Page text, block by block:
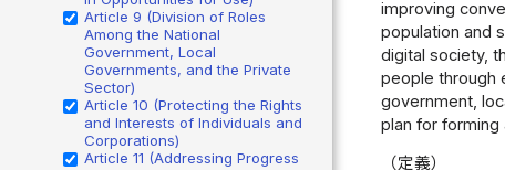
Article 9 (Division of Roles
Among the National
Government, Local
Governments, and the Private
Sector)
Article 10 (Protecting the Rights
and Interests of Individuals and
Corporations)
Article 11 (Addressing Progress
improving
population and
digital society,
people through
government,
plan for forming
（定義）